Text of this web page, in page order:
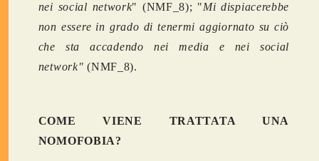
nei social network" (NMF_8); "Mi dispiacerebbe
non essere in grado di tenermi aggiornato su ciò
che sta accadendo nei media e nei social
network" (NMF_8).
COME VIENE TRATTATA UNA
NOMOFOBIA?